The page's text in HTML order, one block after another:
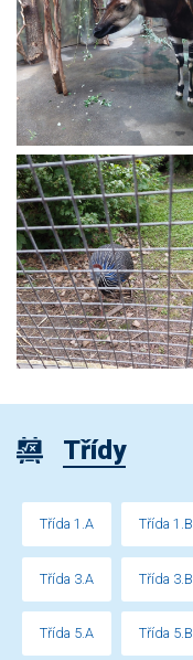
Třídy
Třída 1.A Třída 1.B
Třída 3.A Třída 3.B
Třída 5.A Třída 5.B